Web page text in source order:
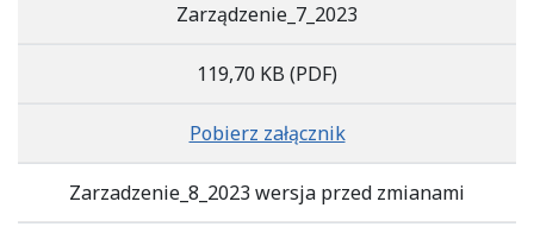
Zarządzenie_7_2023
119,70 KB (PDF)
Pobierz załącznik
Zarzadzenie_8_2023 wersja przed zmianami